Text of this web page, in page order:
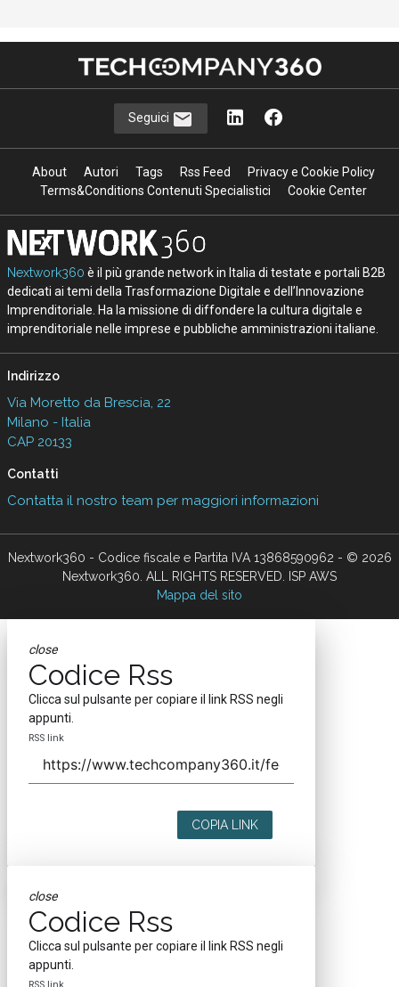
Seguici
About Autori Tags Rss Feed
Privacy e Cookie Policy
Terms&Conditions Contenuti Specialistici
Cookie Center
Nextwork360 è il più grande network in Italia di testate e portali B2B
dedicati ai temi della Trasformazione Digitale e dell’Innovazione
Imprenditoriale. Ha la missione di diffondere la cultura digitale e
imprenditoriale nelle imprese e pubbliche amministrazioni italiane.
Indirizzo
Via Moretto da Brescia, 22
Milano - Italia
CAP 20133
Contatti
Contatta il nostro team per maggiori informazioni
Nextwork360 - Codice fiscale e Partita IVA 13868590962 - © 2026
Nextwork360. ALL RIGHTS RESERVED. ISP AWS
Mappa del sito
close
Codice Rss
Clicca sul pulsante per copiare il link RSS negli
appunti.
RSS link
COPIA LINK
close
Codice Rss
Clicca sul pulsante per copiare il link RSS negli
appunti.
RSS link